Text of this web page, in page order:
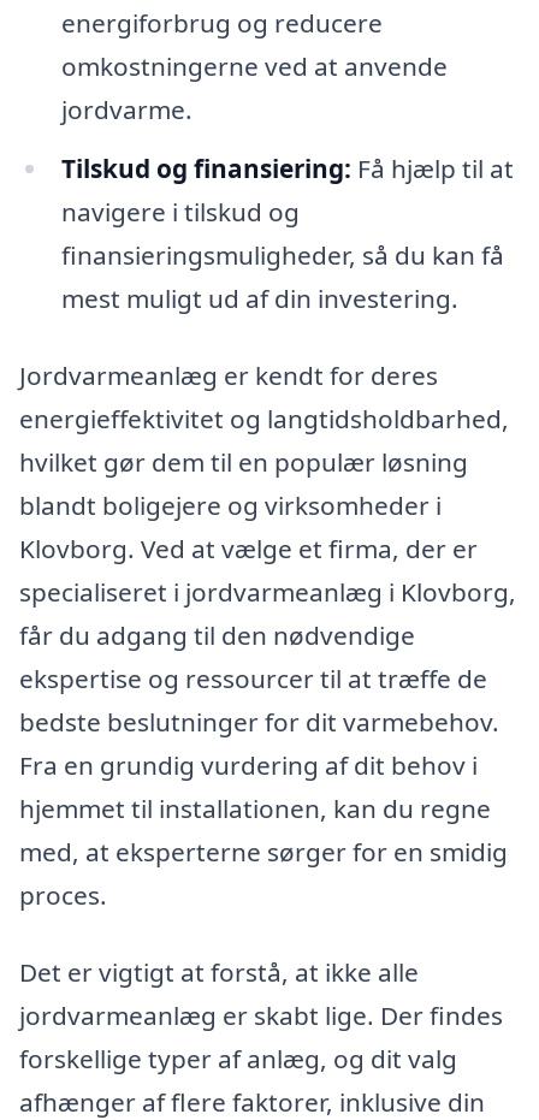
energiforbrug og reducere
omkostningerne ved at anvende
jordvarme.
Tilskud og finansiering: Få hjælp til at
navigere i tilskud og
finansieringsmuligheder, så du kan få
mest muligt ud af din investering.
Jordvarmeanlæg er kendt for deres
energieffektivitet og langtidsholdbarhed,
hvilket gør dem til en populær løsning
blandt boligejere og virksomheder i
Klovborg. Ved at vælge et firma, der er
specialiseret i jordvarmeanlæg i Klovborg,
får du adgang til den nødvendige
ekspertise og ressourcer til at træffe de
bedste beslutninger for dit varmebehov.
Fra en grundig vurdering af dit behov i
hjemmet til installationen, kan du regne
med, at eksperterne sørger for en smidig
proces.
Det er vigtigt at forstå, at ikke alle
jordvarmeanlæg er skabt lige. Der findes
forskellige typer af anlæg, og dit valg
afhænger af flere faktorer, inklusive din